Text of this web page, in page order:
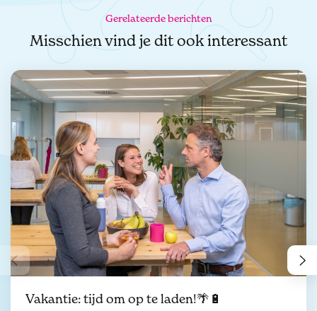
Gerelateerde berichten
Misschien vind je dit ook interessant
Vakantie: tijd om op te laden!🌴🔋